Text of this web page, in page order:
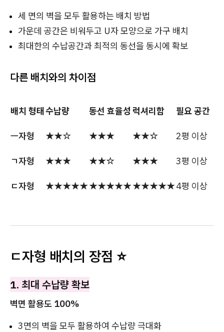
세 면의 벽을 모두 활용하는 배치 방법
가운데 공간은 비워두고 U자 모양으로 가구 배치
최대한의 수납공간과 최적의 동선을 동시에 확보
다른 배치와의 차이점
배치 형태수납량 동선 효율성 럭셔리함 필요 공간
ㅡ자형 ★★☆ ★★★ ★★☆ 2평 이상
ㄱ자형 ★★★ ★★☆ ★★★ 3평 이상
ㄷ자형 ★★★★★★★★★★★★★★★4평 이상
ㄷ자형 배치의 장점 ⭐
1. 최대 수납량 확보
벽면 활용도 100%
3면의 벽을 모두 활용하여 수납량 극대화